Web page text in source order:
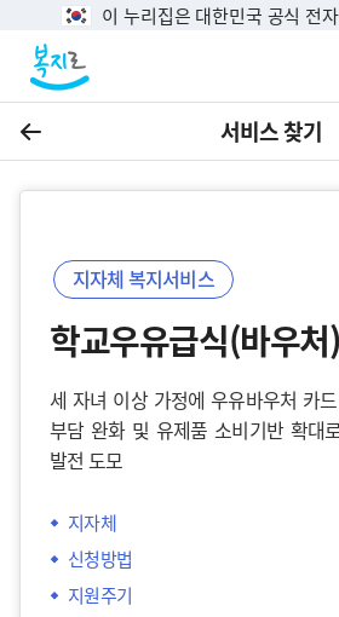
이 누리집은 대한민국 공식 전
이전 서비스 찾기
지자체 복지서비스
학교우유급식(바우
세 자녀 이상 가정에 우유바우처 카
부담 완화 및 유제품 소비기반 확대
발전 도모
지자체
신청방법
지원주기